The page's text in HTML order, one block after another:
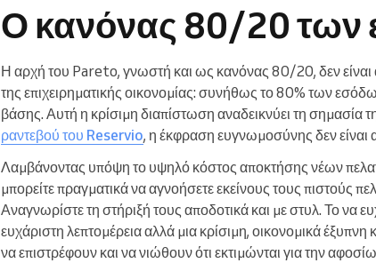
Ο κανόνας 80/20 των
Η αρχή του Pareto, γνωστή και ως κανόνας 80/20, δεν είναι
της επιχειρηματικής οικονομίας: συνήθως το 80% των
βάσης. Αυτή η κρίσιμη διαπίστωση αναδεικνύει τη σημασία
ραντεβού του Reservio, η έκφραση ευγνωμοσύνης δεν είναι
Λαμβάνοντας υπόψη το υψηλό κόστος αποκτήσης νέων
μπορείτε πραγματικά να αγνοήσετε εκείνους τους πιστούς
Αναγνωρίστε τη στήριξή τους αποδοτικά και με στυλ. Το να
ευχάριστη λεπτομέρεια αλλά μια κρίσιμη, οικονομικά
να επιστρέφουν και να νιώθουν ότι εκτιμώνται για την